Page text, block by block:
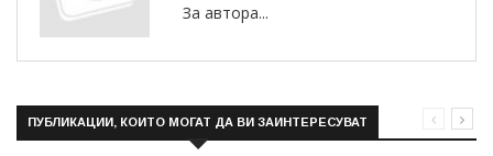
За автора...
ПУБЛИКАЦИИ, КОИТО МОГАТ ДА ВИ ЗАИНТЕРЕСУВАТ